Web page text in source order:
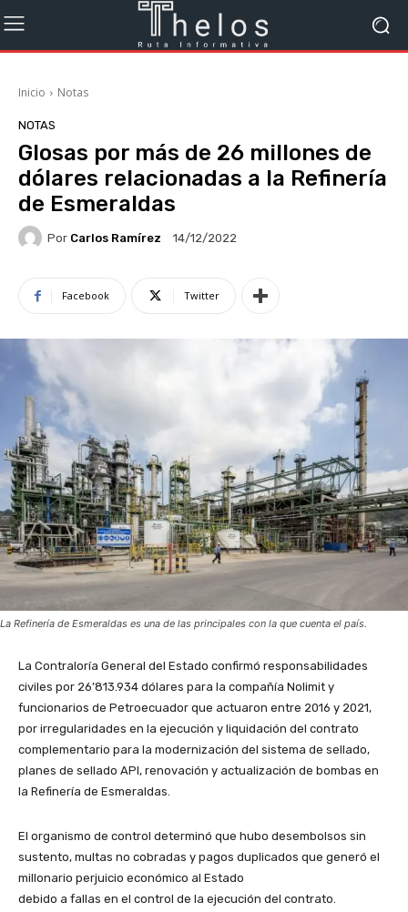
Inicio Notas
NOTAS
Glosas por más de 26 millones de
dólares relacionadas a la Refinería
de Esmeraldas
Por Carlos Ramírez 14/12/2022
Facebook Twitter
La Refinería de Esmeraldas es una de las principales con la que cuenta el país.
La Contraloría General del Estado confirmó responsabilidades
civiles por 26’813.934 dólares para la compañía Nolimit y
funcionarios de Petroecuador que actuaron entre 2016 y 2021,
por irregularidades en la ejecución y liquidación del contrato
complementario para la modernización del sistema de sellado,
planes de sellado API, renovación y actualización de bombas en
la Refinería de Esmeraldas.
El organismo de control determinó que hubo desembolsos sin
sustento, multas no cobradas y pagos duplicados que generó el
millonario perjuicio económico al Estado
debido a fallas en el control de la ejecución del contrato.